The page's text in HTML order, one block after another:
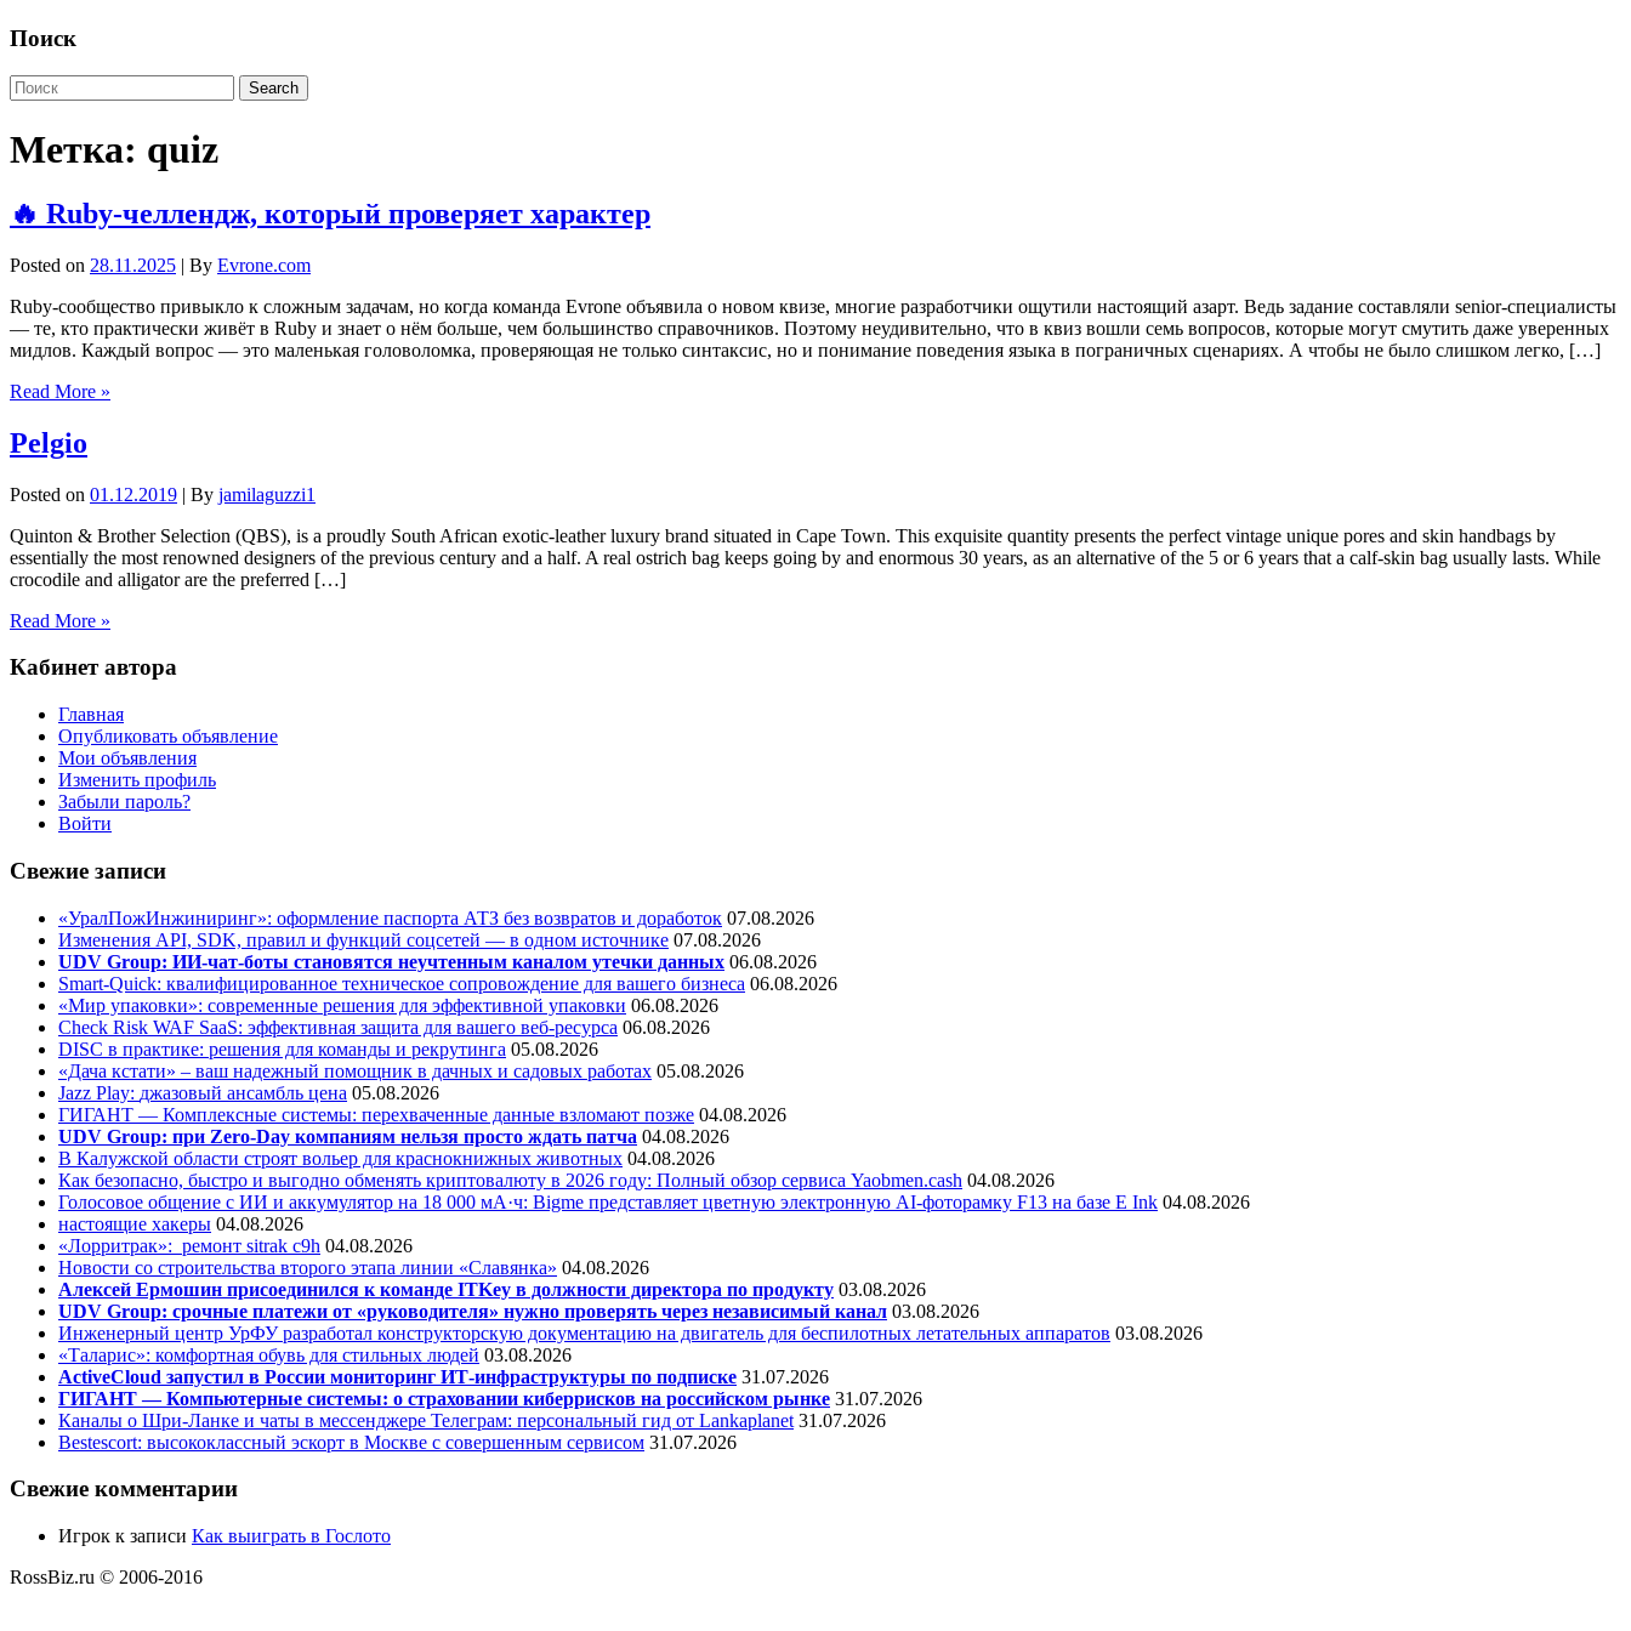
Поиск
Метка: quiz
🔥 Ruby-челлендж, который проверяет характер
Posted on 28.11.2025 | By Evrone.com
Ruby-сообщество привыкло к сложным задачам, но когда команда Evrone объявила о новом квизе, многие разработчики ощутили настоящий азарт. Ведь задание составляли senior-специалисты
— те, кто практически живёт в Ruby и знает о нём больше, чем большинство справочников. Поэтому неудивительно, что в квиз вошли семь вопросов, которые могут смутить даже уверенных
мидлов. Каждый вопрос — это маленькая головоломка, проверяющая не только синтаксис, но и понимание поведения языка в пограничных сценариях. А чтобы не было слишком легко, […]
Read More »
Pelgio
Posted on 01.12.2019 | By jamilaguzzi1
Quinton & Brother Selection (QBS), is a proudly South African exotic-leather luxury brand situated in Cape Town. This exquisite quantity presents the perfect vintage unique pores and skin handbags by
essentially the most renowned designers of the previous century and a half. A real ostrich bag keeps going by and enormous 30 years, as an alternative of the 5 or 6 years that a calf-skin bag usually lasts. While
crocodile and alligator are the preferred […]
Read More »
Кабинет автора
Главная
Опубликовать объявление
Мои объявления
Изменить профиль
Забыли пароль?
Войти
Свежие записи
«УралПожИнжиниринг»: оформление паспорта АТЗ без возвратов и доработок 07.08.2026
Изменения API, SDK, правил и функций соцсетей — в одном источнике 07.08.2026
UDV Group: ИИ-чат-боты становятся неучтенным каналом утечки данных 06.08.2026
Smart-Quick: квалифицированное техническое сопровождение для вашего бизнеса 06.08.2026
«Мир упаковки»: современные решения для эффективной упаковки 06.08.2026
Check Risk WAF SaaS: эффективная защита для вашего веб-ресурса 06.08.2026
DISC в практике: решения для команды и рекрутинга 05.08.2026
«Дача кстати» – ваш надежный помощник в дачных и садовых работах 05.08.2026
Jazz Play: джазовый ансамбль цена 05.08.2026
ГИГАНТ — Комплексные системы: перехваченные данные взломают позже 04.08.2026
UDV Group: при Zero-Day компаниям нельзя просто ждать патча 04.08.2026
В Калужской области строят вольер для краснокнижных животных 04.08.2026
Как безопасно, быстро и выгодно обменять криптовалюту в 2026 году: Полный обзор сервиса Yaobmen.cash 04.08.2026
Голосовое общение с ИИ и аккумулятор на 18 000 мА·ч: Bigme представляет цветную электронную AI-фоторамку F13 на базе E Ink 04.08.2026
настоящие хакеры 04.08.2026
«Лорритрак»: ремонт sitrak c9h 04.08.2026
Новости со строительства второго этапа линии «Славянка» 04.08.2026
Алексей Ермошин присоединился к команде ITKey в должности директора по продукту 03.08.2026
UDV Group: срочные платежи от «руководителя» нужно проверять через независимый канал 03.08.2026
Инженерный центр УрФУ разработал конструкторскую документацию на двигатель для беспилотных летательных аппаратов 03.08.2026
«Таларис»: комфортная обувь для стильных людей 03.08.2026
ActiveCloud запустил в России мониторинг ИТ-инфраструктуры по подписке 31.07.2026
ГИГАНТ — Компьютерные системы: о страховании киберрисков на российском рынке 31.07.2026
Каналы о Шри-Ланке и чаты в мессенджере Телеграм: персональный гид от Lankaplanet 31.07.2026
Bestescort: высококлассный эскорт в Москве с совершенным сервисом 31.07.2026
Свежие комментарии
Игрок к записи Как выиграть в Гослото
RossBiz.ru © 2006-2016